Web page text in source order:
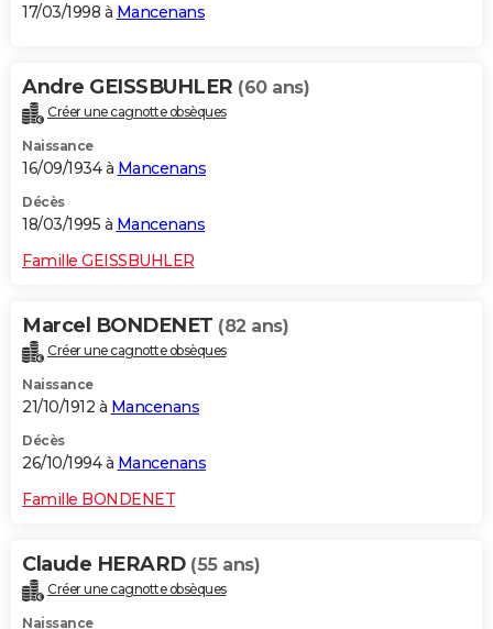
17/03/1998 à Mancenans
Andre GEISSBUHLER (60 ans)
Créer une cagnotte obsèques
Naissance
16/09/1934 à Mancenans
Décès
18/03/1995 à Mancenans
Famille GEISSBUHLER
Marcel BONDENET (82 ans)
Créer une cagnotte obsèques
Naissance
21/10/1912 à Mancenans
Décès
26/10/1994 à Mancenans
Famille BONDENET
Claude HERARD (55 ans)
Créer une cagnotte obsèques
Naissance